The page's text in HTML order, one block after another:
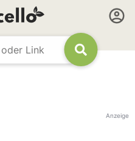
Anzeige